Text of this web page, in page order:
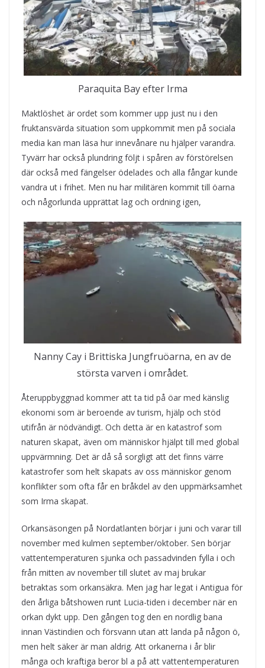
Paraquita Bay efter Irma
Maktlöshet är ordet som kommer upp just nu i den
fruktansvärda situation som uppkommit men på sociala
media kan man läsa hur innevånare nu hjälper varandra.
Tyvärr har också plundring följt i spåren av förstörelsen
där också med fängelser ödelades och alla fångar kunde
vandra ut i frihet. Men nu har militären kommit till öarna
och någorlunda upprättat lag och ordning igen,
Nanny Cay i Brittiska Jungfruöarna, en av de
största varven i området.
Återuppbyggnad kommer att ta tid på öar med känslig
ekonomi som är beroende av turism, hjälp och stöd
utifrån är nödvändigt. Och detta är en katastrof som
naturen skapat, även om människor hjälpt till med global
uppvärmning. Det är då så sorgligt att det finns värre
katastrofer som helt skapats av oss människor genom
konflikter som ofta får en bråkdel av den uppmärksamhet
som Irma skapat.
Orkansäsongen på Nordatlanten börjar i juni och varar till
november med kulmen september/oktober. Sen börjar
vattentemperaturen sjunka och passadvinden fylla i och
från mitten av november till slutet av maj brukar
betraktas som orkansäkra. Men jag har legat i Antigua för
den årliga båtshowen runt Lucia-tiden i december när en
orkan dykt upp. Den gången tog den en nordlig bana
innan Västindien och försvann utan att landa på någon ö,
men helt säker är man aldrig. Att orkanerna i år blir
många och kraftiga beror bl a på att vattentemperaturen